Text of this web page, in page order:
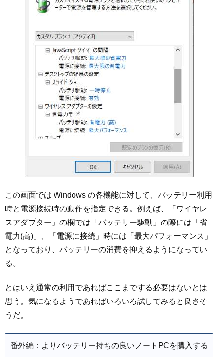
この画面では Windows の各機能に対して、バッテリー利用
時と電源接続時の動作を指定できる。例えば、「ワイヤレ
スアダプター」の欄では「バッテリー駆動」の際には「省
電力(高)」、「電源に接続」時には「最大パフォーマンス」
となっており、バッテリーの消費を抑えるようになってい
る。
とはいえ通常の利用であればここまでする必要はないとは
思う。気になるようであればいろいろ試してみると良さそ
うだ。
番外編：よりバッテリー持ちの良いノートPCを購入する